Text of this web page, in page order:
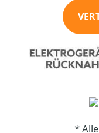
*